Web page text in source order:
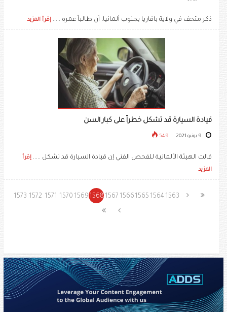
ذكر متحف في ولاية بافاريا بجنوب ألمانيا، أن طالباً عمره ..... إقرأ المزيد
قيادة السيارة قد تشكل خطراً على كبار السن
549
قالت الهيئة الألمانية للفحص الفني إن قيادة السيارة قد تشكل ..... إقرأ
المزيد
1563
1564
1565
1566
1567
1568
1569
1570
1571
1572
1573